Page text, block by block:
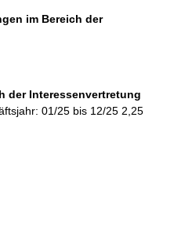
im Bereich der
der Interessenvertretung
01/25 bis 12/25 2,25